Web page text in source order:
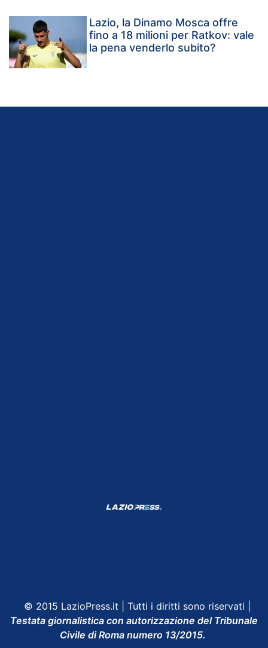
Lazio, la Dinamo Mosca offre
fino a 18 milioni per Ratkov: vale
la pena venderlo subito?
© 2015 LazioPress.it | Tutti i diritti sono riservati |
Testata giornalistica con autorizzazione del Tribunale
Civile di Roma numero 13/2015.